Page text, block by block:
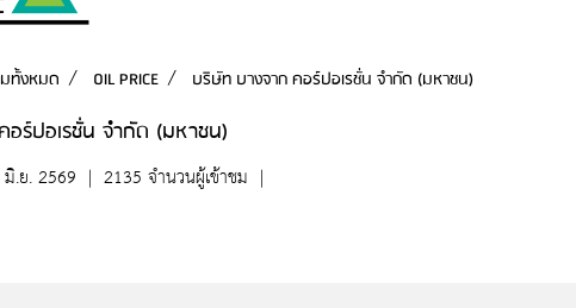
ทั้งหมด OIL PRICE บริษัท บางจาก คอร์ปอเรชั่น จำกัด (มหาชน)
ร์ปอเรชั่น จำกัด (มหาชน)
.ย. 2569 | 2135 จำนวนผู้เข้าชม |